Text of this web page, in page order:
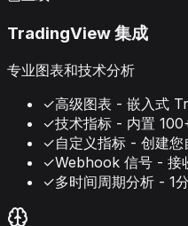
TradingView 集成
专业图表和技术分析
✓高级图表 - 嵌入式
✓技术指标 - 内置
✓自定义指标 - 创建您
✓Webhook 信号 - 接
✓多时间周期分析 - 1